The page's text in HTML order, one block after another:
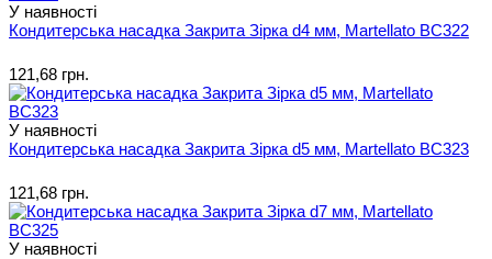
У наявності
Кондитерська насадка Закрита Зірка d4 мм, Martellato BC322
121,68 грн.
У наявності
Кондитерська насадка Закрита Зірка d5 мм, Martellato BC323
121,68 грн.
У наявності